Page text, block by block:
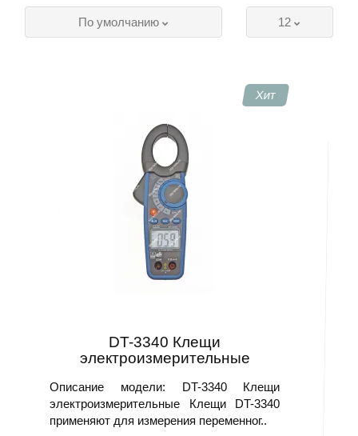
12
По умолчанию
Хит
DT-3340 Клещи
электроизмерительные
Описание модели: DT-3340 Клещи
электроизмерительные Клещи DT-3340
применяют для измерения переменног..